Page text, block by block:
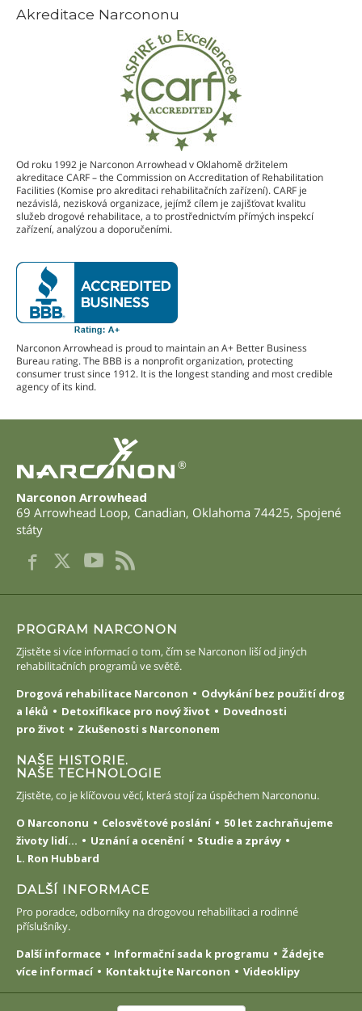
Akreditace Narcononu
Od roku 1992 je Narconon Arrowhead v Oklahomě držitelem
akreditace CARF – the Commission on Accreditation of Rehabilitation
Facilities (Komise pro akreditaci rehabilitačních zařízení). CARF je
nezávislá, nezisková organizace, jejímž cílem je zajišťovat kvalitu
služeb drogové rehabilitace, a to prostřednictvím přímých inspekcí
zařízení, analýzou a doporučeními.
Narconon Arrowhead is proud to maintain an A+ Better Business
Bureau rating. The BBB is a nonprofit organization, protecting
consumer trust since 1912. It is the longest standing and most credible
agency of its kind.
®
Narconon Arrowhead
69 Arrowhead Loop, Canadian, Oklahoma 74425, Spojené
státy
PROGRAM NARCONON
Zjistěte si více informací o tom, čím se Narconon liší od jiných
rehabilitačních programů ve světě.
Drogová rehabilitace Narconon
Odvykání bez použití drog
a léků
Detoxifikace pro nový život
Dovednosti
pro život
Zkušenosti s Narcononem
NAŠE HISTORIE.
NAŠE TECHNOLOGIE
Zjistěte, co je klíčovou věcí, která stojí za úspěchem Narcononu.
O Narcononu
Celosvětové poslání
50 let zachraňujeme
životy lidí...
Uznání a ocenění
Studie a zprávy
L. Ron Hubbard
DALŠÍ INFORMACE
Pro poradce, odborníky na drogovou rehabilitaci a rodinné
příslušníky.
Další informace
Informační sada k programu
Žádejte
více informací
Kontaktujte Narconon Videoklipy